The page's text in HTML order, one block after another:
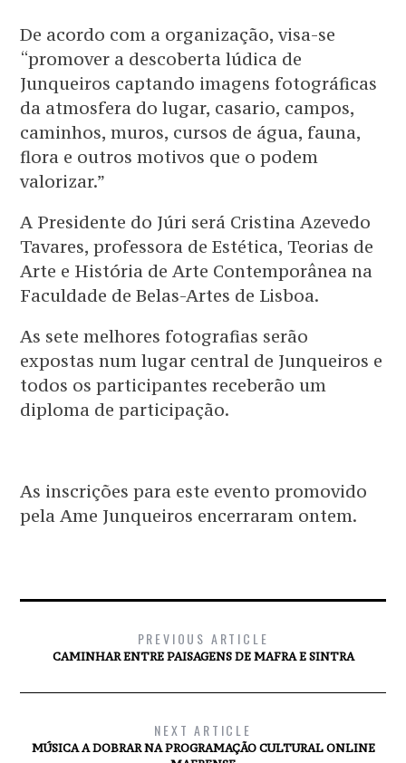
De acordo com a organização, visa-se
“promover a descoberta lúdica de
Junqueiros captando imagens fotográficas
da atmosfera do lugar, casario, campos,
caminhos, muros, cursos de água, fauna,
flora e outros motivos que o podem
valorizar.”
A Presidente do Júri será Cristina Azevedo
Tavares, professora de Estética, Teorias de
Arte e História de Arte Contemporânea na
Faculdade de Belas-Artes de Lisboa.
As sete melhores fotografias serão
expostas num lugar central de Junqueiros e
todos os participantes receberão um
diploma de participação.
As inscrições para este evento promovido
pela Ame Junqueiros encerraram ontem.
PREVIOUS ARTICLE
CAMINHAR ENTRE PAISAGENS DE MAFRA E SINTRA
NEXT ARTICLE
MÚSICA A DOBRAR NA PROGRAMAÇÃO CULTURAL ONLINE